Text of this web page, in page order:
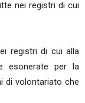
nei registri di cui
registri di cui alla
esonerate per la
di volontariato che